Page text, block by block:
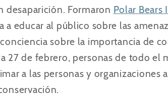
desaparición. Formaron Polar
a educar al público sobre las
sobre la importancia de
27 de febrero, personas de todo el
a las personas y
.